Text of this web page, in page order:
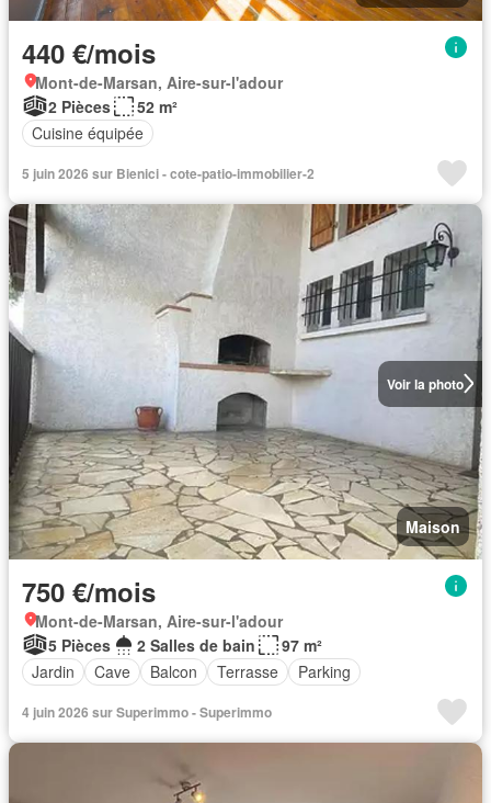
440 €/mois
Mont-de-Marsan, Aire-sur-l'adour
2 Pièces
52 m²
Cuisine équipée
5 juin 2026 sur Bienici - cote-patio-immobilier-2
Voir la photo
Maison
750 €/mois
Mont-de-Marsan, Aire-sur-l'adour
5 Pièces
2 Salles de bain
97 m²
Jardin
Cave Balcon Terrasse Parking
4 juin 2026 sur Superimmo - Superimmo